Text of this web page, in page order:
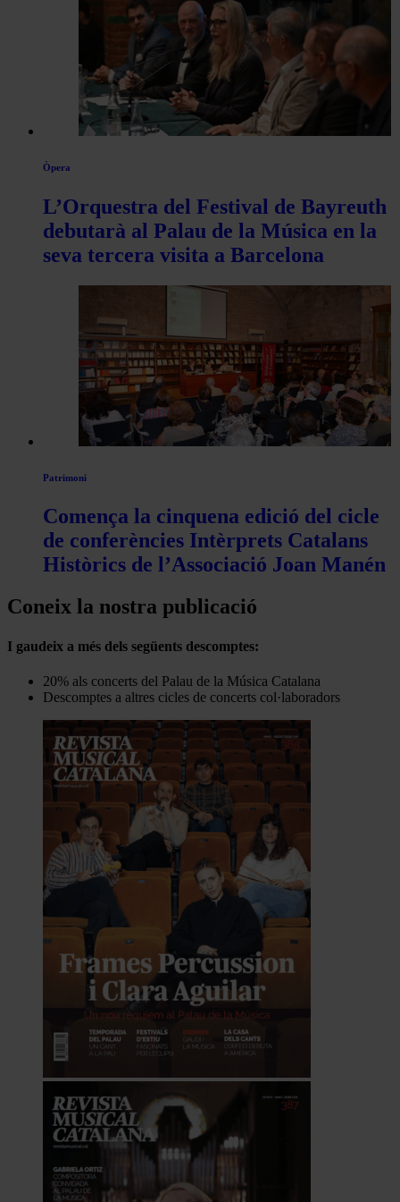
Òpera
L’Orquestra del Festival de Bayreuth
debutarà al Palau de la Música en la
seva tercera visita a Barcelona
Patrimoni
Comença la cinquena edició del cicle
de conferències Intèrprets Catalans
Històrics de l’Associació Joan Manén
Coneix la nostra publicació
I gaudeix a més dels següents descomptes:
20% als concerts del Palau de la Música Catalana
Descomptes a altres cicles de concerts col·laboradors